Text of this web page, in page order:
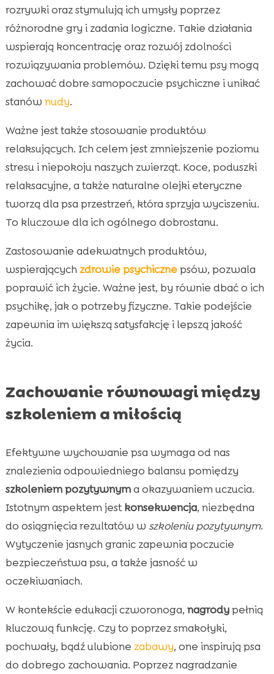
rozrywki oraz stymulują ich umysły poprzez
różnorodne gry i zadania logiczne. Takie działania
wspierają koncentrację oraz rozwój zdolności
rozwiązywania problemów. Dzięki temu psy mogą
zachować dobre samopoczucie psychiczne i unikać
stanów nudy.
Ważne jest także stosowanie produktów
relaksujących. Ich celem jest zmniejszenie poziomu
stresu i niepokoju naszych zwierząt. Koce, poduszki
relaksacyjne, a także naturalne olejki eteryczne
tworzą dla psa przestrzeń, która sprzyja wyciszeniu.
To kluczowe dla ich ogólnego dobrostanu.
Zastosowanie adekwatnych produktów,
wspierających zdrowie psychicznepsów, pozwala
poprawić ich życie. Ważne jest, by równie dbać o ich
psychikę, jak o potrzeby fizyczne. Takie podejście
zapewnia im większą satysfakcję i lepszą jakość
życia.
Zachowanie równowagi między
szkoleniem a miłością
Efektywne wychowanie psa wymaga od nas
znalezienia odpowiedniego balansu pomiędzy
szkoleniem pozytywnyma okazywaniem uczucia.
Istotnym aspektem jest konsekwencja, niezbędna
do osiągnięcia rezultatów w szkoleniu pozytywnym.
Wytyczenie jasnych granic zapewnia poczucie
bezpieczeństwa psu, a także jasność w
oczekiwaniach.
W kontekście edukacji czworonoga, nagrodypełnią
kluczową funkcję. Czy to poprzez smakołyki,
pochwały, bądź ulubione zabawy, one inspirują psa
do dobrego zachowania. Poprzez nagradzanie